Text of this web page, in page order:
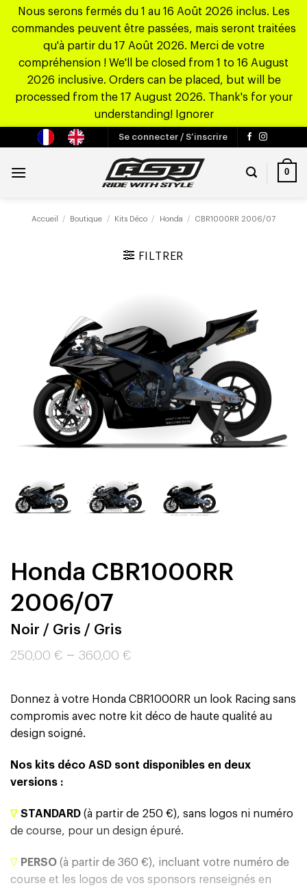
Nous serons fermés du 1 au 16 Août 2026 inclus. Les
commandes peuvent être passées, mais seront traitées
qu'à partir du 17 Août 2026. Merci de votre
compréhension ! We'll be closed from 1 to 16 August
2026 inclusive. Orders can be placed, but will be
processed from the 17 August 2026. Thank's for your
understanding! Ignorer
contenu
Se connecter / S’inscrire
0
Accueil / Boutique / Kits Déco / Honda / CBR1000RR 2006/07
FILTRER
Honda CBR1000RR
2006/07
Noir / Gris / Gris
250,00 € – 360,00 €
Donnez à votre Honda CBR1000RR un look Racing sans
compromis avec notre kit déco de haute qualité au
design soigné.
Nos kits déco ASD sont disponibles en deux
versions :
∇ STANDARD (à partir de 250 €), sans logos ni numéro
de course, pour un design épuré.
∇ PERSO (à partir de 360 €), incluant votre numéro de
course et les logos de vos sponsors renseignés en